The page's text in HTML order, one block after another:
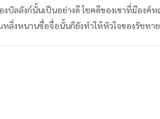
งบัลลังก์นั้นเป็นอย่างดี โชคดีของเขาที่มีองค์
หลิ่งหนานซื่อจื่อนั้นก็ยังทำให้หัวใจของรัชทา